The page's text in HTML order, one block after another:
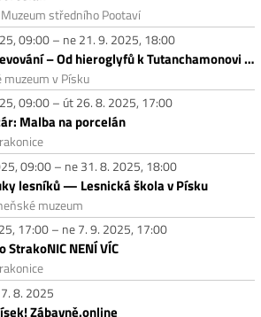
středního Pootaví
09:00 – ne 21. 9. 2025, 18:00
Kouzlo objevování – Od hieroglyfů k Tutanchamonovi / V zahradě Sennedžemově
muzeum v Písku
09:00 – út 26. 8. 2025, 17:00
Malba na porcelán
09:00 – ne 31. 8. 2025, 18:00
lesníků — Lesnická škola v Písku
muzeum
17:00 – ne 7. 9. 2025, 17:00
StrakoNIC NENÍ VÍC
8. 2025
Zábavně.online